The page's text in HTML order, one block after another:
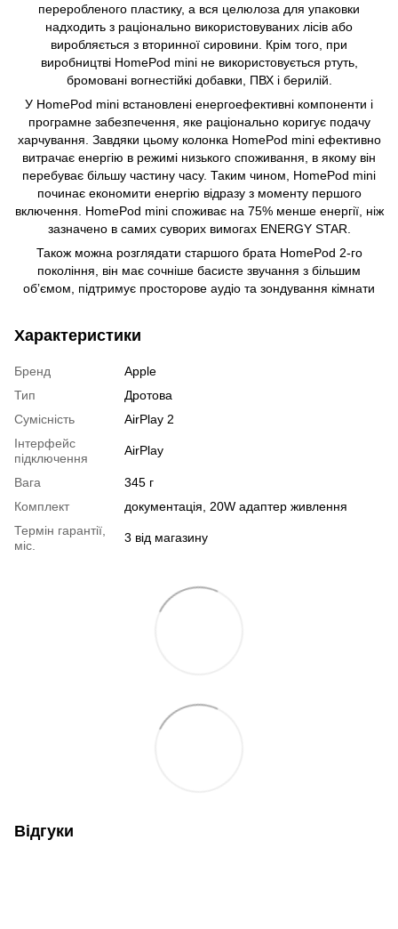
переробленого пластику, а вся целюлоза для упаковки
надходить з раціонально використовуваних лісів або
виробляється з вторинної сировини. Крім того, при
виробництві HomePod mini не використовується ртуть,
бромовані вогнестійкі добавки, ПВХ і берилій.
У HomePod mini встановлені енергоефективні компоненти і
програмне забезпечення, яке раціонально коригує подачу
харчування. Завдяки цьому колонка HomePod mini ефективно
витрачає енергію в режимі низького споживання, в якому він
перебуває більшу частину часу. Таким чином, HomePod mini
починає економити енергію відразу з моменту першого
включення. HomePod mini споживає на 75% менше енергії, ніж
зазначено в самих суворих вимогах ENERGY STAR.
Також можна розглядати старшого брата HomePod 2-го
покоління, він має сочніше басисте звучання з більшим
обʼємом, підтримує просторове аудіо та зондування кімнати
Характеристики
Бренд
Apple
Тип
Дротова
Сумісність
AirPlay 2
Інтерфейс
підключення
AirPlay
Вага
345 г
Комплект
документація, 20W адаптер живлення
Термін гарантії,
міс.
3 від магазину
Відгуки